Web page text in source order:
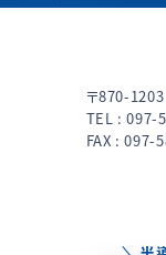
〒870-
TEL :097-
FAX : 097-